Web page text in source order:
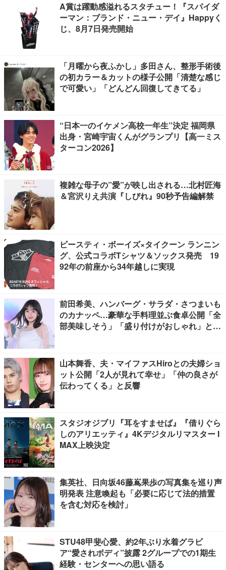
A賞は躍動感溢れるスタチュー！『スパイダ
ーマン：ブランド・ニュー・デイ』Happyく
じ、8月7日発売開始
「月曜から夜ふかし」多田さん、整形手術後
の初カラー＆カットの様子公開「清楚な感じ
で可愛い」「どんどん回復してきてる」
“日本一のイケメン高校一年生”決定 福岡県
出身・宮崎宇宙くんがグランプリ【高一ミス
ターコン2026】
複雑な母子の”愛”が映し出される…北村匠海
＆宮沢りえ共演『しびれ』90秒予告編解禁
ビースティ・ボーイズ×タイクーン ランニン
グ、公式コラボTシャツ＆ソックス発売 19
92年の前座から34年越しに実現
前田希美、ハンバーグ・サラダ・さつまいも
のカナッペ…豪華な手料理並ぶ食卓公開「全
部美味しそう」「盛り付けがおしゃれ」と絶
山本舞香、夫・マイファスHiroとの夫婦ショ
ット公開「2人が見れて幸せ」「仲の良さが
伝わってくる」と反響
スタジオジブリ『耳をすませば』『借りぐら
しのアリエッティ』4Kデジタルリマスター I
MAX上映決定
集英社、日向坂46藤嶌果歩の写真集を巡り声
明発表 注意喚起も「必要に応じて法的措置
を含む対応を検討」
STU48甲斐心愛、約2年ぶり水着グラビ
ア“愛されボディ”披露 2グループでの1期生
経験・センターへの思い語る